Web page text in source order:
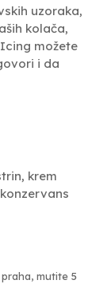
uzoraka,
kolača,
možete
i da
krem
mutite 5